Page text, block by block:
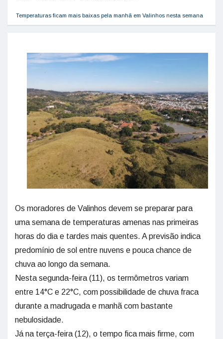
Temperaturas ficam mais baixas pela manhã em Valinhos nesta semana
Os moradores de Valinhos devem se preparar para
uma semana de temperaturas amenas nas primeiras
horas do dia e tardes mais quentes. A previsão indica
predomínio de sol entre nuvens e pouca chance de
chuva ao longo da semana.
Nesta segunda-feira (11), os termômetros variam
entre 14°C e 22°C, com possibilidade de chuva fraca
durante a madrugada e manhã com bastante
nebulosidade.
Já na terça-feira (12), o tempo fica mais firme, com